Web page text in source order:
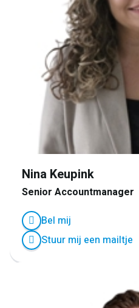
Nina Keupink
Senior Accountmanager
Bel mij
Stuur mij een mailtje